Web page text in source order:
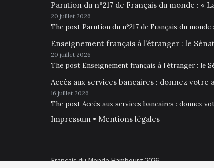
Parution du n°217 de Français du monde : «
20 juillet 2026
The post Parution du n°217 de Français du
Enseignement français à l’étranger : le
20 juillet 2026
The post Enseignement français à l’étranger : le
Accès aux services bancaires : donnez votre
16 juillet 2026
The post Accès aux services bancaires : donnez
Impressum • Mentions légales
Français du Monde Hambourg 2026